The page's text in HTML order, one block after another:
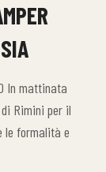
In mattinata
Rimini per il
le formalità e